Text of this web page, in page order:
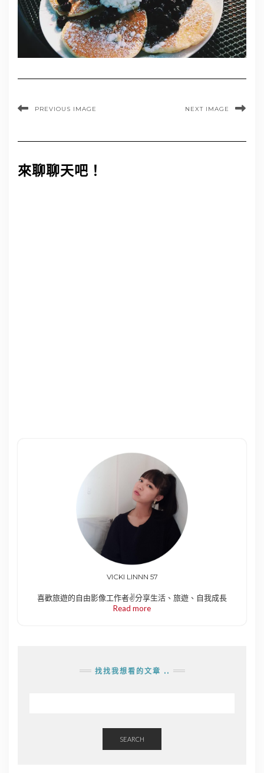
PREVIOUS IMAGE NEXT IMAGE
來聊聊天吧！
VICKI LINNN 57
喜歡旅遊的自由影像工作者✌️分享生活、旅遊、自我成長
Read more
找找我想看的文章 ..
SEARCH